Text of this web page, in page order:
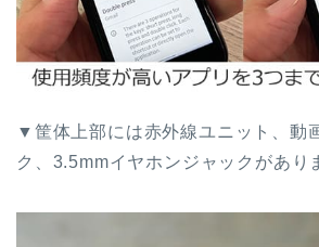
▼筐体上部には赤外線ユニット、動
ク、3.5mmイヤホンジャックがあり